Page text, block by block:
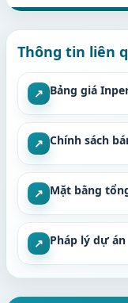
Thông tin liên
↗ Bảng giá
↗ Chính sách
↗ Mặt bằng
↗ Pháp lý dự án